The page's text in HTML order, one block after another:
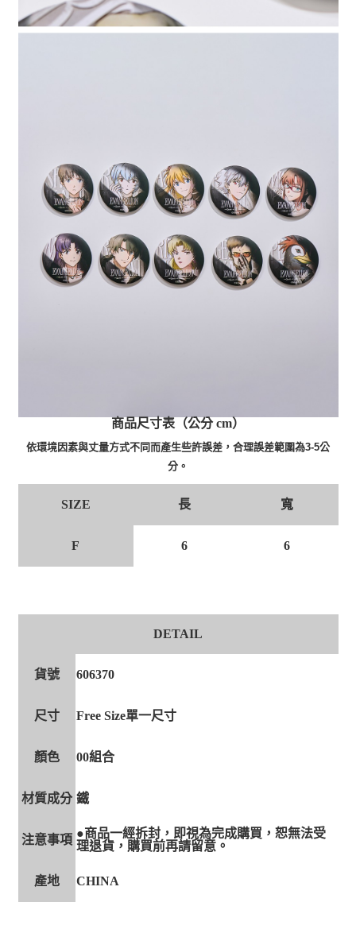
商品尺寸表（公分 cm）
依環境因素與丈量方式不同而產生些許誤差，合理誤差範圍為3-5公
分。
SIZE 長 寬
F 6 6
DETAIL
貨號 606370
尺寸 Free Size單一尺寸
顏色 00組合
材質成分 鐵
注意事項 ●商品一經拆封，即視為完成購買，恕無法受
理退貨，購買前再請留意。
產地 CHINA